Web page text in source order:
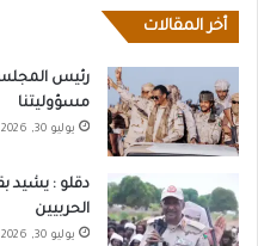
أخر المقالات
رئيس المجلس
مسؤوليتنا
يوليو 30, 2026
دقلو : يشيد
الحربيين
يوليو 30, 2026